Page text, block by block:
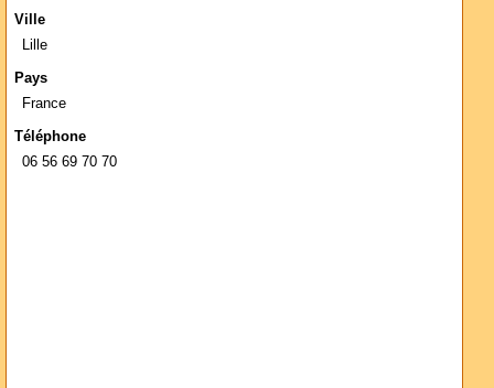
Ville
Lille
Pays
France
Téléphone
06 56 69 70 70